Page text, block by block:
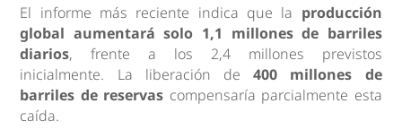
El informe más reciente indica que la producción
global aumentará solo 1,1 millones de barriles
diarios, frente a los 2,4 millones previstos
inicialmente. La liberación de400 millones de
barriles de reservas compensaría parcialmente esta
caída.